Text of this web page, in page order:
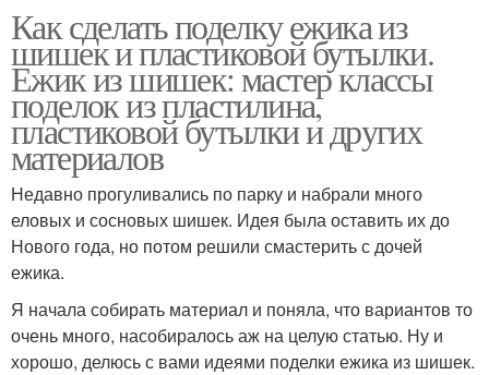
Как сделать поделку ежика из
шишек и пластиковой бутылки.
Ежик из шишек: мастер классы
поделок из пластилина,
пластиковой бутылки и других
материалов
Недавно прогуливались по парку и набрали много
еловых и сосновых шишек. Идея была оставить их до
Нового года, но потом решили смастерить с дочей
ежика.
Я начала собирать материал и поняла, что вариантов то
очень много, насобиралось аж на целую статью. Ну и
хорошо, делюсь с вами идеями поделки ежика из шишек.